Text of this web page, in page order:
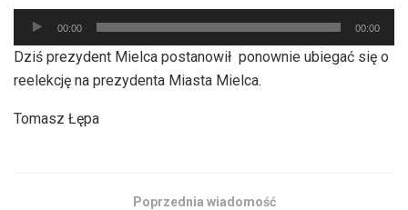
Odtwarzacz
plików
dźwiękowych
00:00 00:00
Dziś prezydent Mielca postanowił ponownie ubiegać się o
reelekcję na prezydenta Miasta Mielca.
Tomasz Łępa
Poprzednia wiadomość